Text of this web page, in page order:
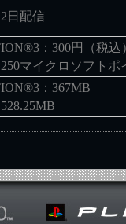
日配信
：300円（税込
マイクロソフトポ
：367MB